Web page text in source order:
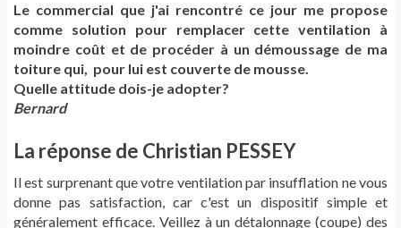
Le commercial que j'ai rencontré ce jour me propose
comme solution pour remplacer cette ventilation à
moindre coût et de procéder à un démoussage de ma
toiture qui, pour lui est couverte de mousse.
Quelle attitude dois-je adopter?
Bernard
La réponse de Christian PESSEY
Il est surprenant que votre ventilation par insufflation ne vous
donne pas satisfaction, car c'est un dispositif simple et
généralement efficace. Veillez à un détalonnage (coupe) des